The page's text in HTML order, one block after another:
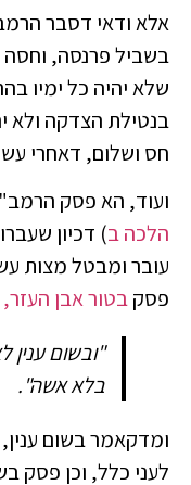
אלא ודאי דסבר
בשביל פרנסה, וחסה
שלא יהיה כל ימיו
בנטילת הצדקה ולא
חס ושלום, דאחרי
ועוד, הא פסק
הלכה ב) דכיון
עובר ומבטל מצות
פסקבטור אבן העזר,
"ובשום ענין
בלא אשה".
ומדקאמר בשום
לעני כלל, וכן פסק